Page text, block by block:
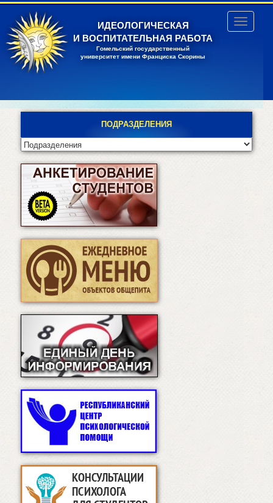
Перейти
основному
содержанию
ИДЕОЛОГИЧЕСКАЯ
И ВОСПИТАТЕЛЬНАЯ РАБОТА
Гомельский государственный
университет имени Франциска Скорины
Toggle
ПОДРАЗДЕЛЕНИЯ